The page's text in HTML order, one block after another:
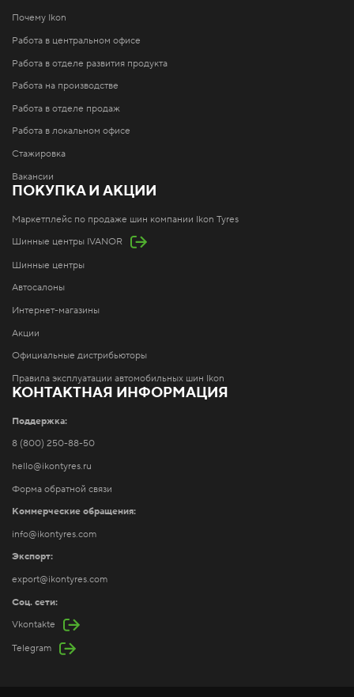
Почему Ikon
Работа в центральном офисе
Работа в отделе развития продукта
Работа на производстве
Работа в отделе продаж
Работа в локальном офисе
Стажировка
Вакансии
ПОКУПКА И АКЦИИ
Маркетплейс по продаже шин компании Ikon Tyres
Шинные центры IVANOR
Шинные центры
Автосалоны
Интернет-магазины
Акции
Официальные дистрибьюторы
Правила эксплуатации автомобильных шин Ikon
КОНТАКТНАЯ ИНФОРМАЦИЯ
Поддержка:
8 (800) 250-88-50
hello@ikontyres.ru
Форма обратной связи
Коммерческие обращения:
info@ikontyres.com
Экспорт:
export@ikontyres.com
Соц. сети:
Vkontakte
Telegram